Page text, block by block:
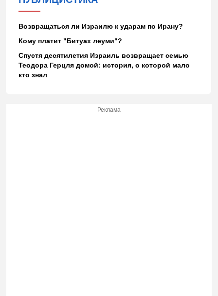
Возвращаться ли Израилю к ударам по Ирану?
Кому платит "Битуах леуми"?
Спустя десятилетия Израиль возвращает семью
Теодора Герцля домой: история, о которой мало
кто знал
Реклама